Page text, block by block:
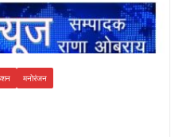
मनोरंजन